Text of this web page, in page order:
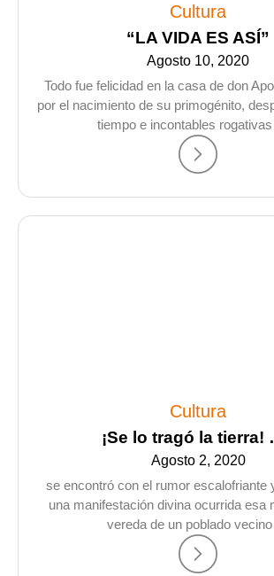
Cultura
“LA VIDA ES ASÍ”
Agosto 10, 2020
Todo fue felicidad en la casa de don
por el nacimiento de su primogénito,
tiempo e incontables
Cultura
¡Se lo tragó la tierra!
Agosto 2, 2020
se encontró con el rumor escalofriante
una manifestación divina ocurrida esa
vereda de un poblado